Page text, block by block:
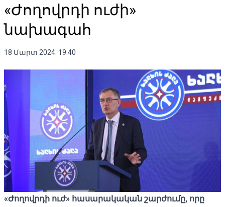
«Ժողովրդի ուժի»
նախագահ
18 Մարտ 2024. 19:40
«Ժողովրդի ուժ» հասարակական շարժումը, որը